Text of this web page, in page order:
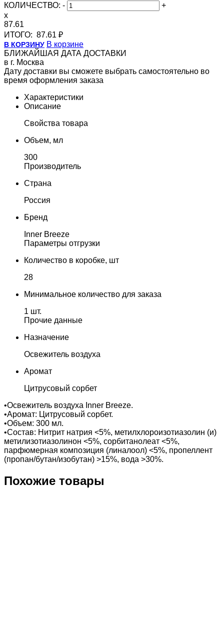
КОЛИЧЕСТВО: -
+
x
87.61
ИТОГО: 87.61 ₽
В КОРЗИНУ В корзине
БЛИЖАЙШАЯ ДАТА ДОСТАВКИ
в г. Москва
Дату доставки вы сможете выбрать самостоятельно во
время оформления заказа
Характеристики
Описание
Свойства товара
Объем, мл
300
Производитель
Страна
Россия
Бренд
Inner Breeze
Параметры отгрузки
Количество в коробке, шт
28
Минимальное количество для заказа
1 шт.
Прочие данные
Назначение
Освежитель воздуха
Аромат
Цитрусовый сорбет
•Освежитель воздуха Inner Breeze.
•Аромат: Цитрусовый сорбет.
•Объем: 300 мл.
•Состав: Нитрит натрия <5%, метилхлороизотиазолин (и)
метилизотиазолинон <5%, сорбитанолеат <5%,
парфюмерная композиция (линалоол) <5%, пропеллент
(пропан/бутан/изобутан) >15%, вода >30%.
Похожие товары